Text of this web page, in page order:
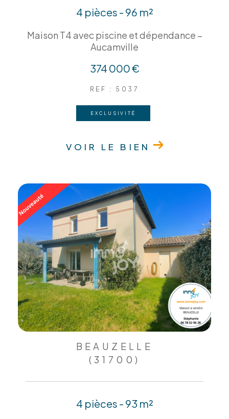
4 pièces - 96 m²
Maison T4 avec piscine et dépendance –
Aucamville
374 000 €
REF : 5037
EXCLUSIVITÉ
VOIR LE BIEN
BEAUZELLE
(31700)
4 pièces - 93 m²